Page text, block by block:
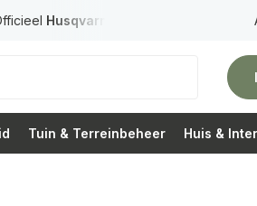
Husqvarna Premium Dealer in
Tuin & Terreinbeheer Huis &